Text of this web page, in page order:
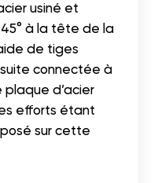
usiné et
à la tête de la
de tiges
connectée à
plaque d’acier
efforts étant
sur cette